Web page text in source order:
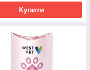
Купити